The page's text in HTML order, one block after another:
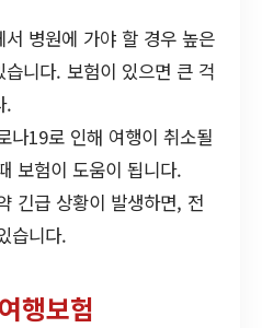
병원에 가야 할 경우 높은
니다. 보험이 있으면 큰 걱
.
나19로 인해 여행이 취소될
보험이 도움이 됩니다.
긴급 상황이 발생하면, 전
습니다.
행보험